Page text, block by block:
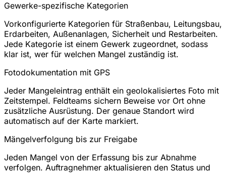
Gewerke-spezifische Kategorien
Vorkonfigurierte Kategorien für Straßenbau, Leitungsbau,
Erdarbeiten, Außenanlagen, Sicherheit und Restarbeiten.
Jede Kategorie ist einem Gewerk zugeordnet, sodass
klar ist, wer für welchen Mangel zuständig ist.
Fotodokumentation mit GPS
Jeder Mangeleintrag enthält ein geolokalisiertes Foto mit
Zeitstempel. Feldteams sichern Beweise vor Ort ohne
zusätzliche Ausrüstung. Der genaue Standort wird
automatisch auf der Karte markiert.
Mängelverfolgung bis zur Freigabe
Jeden Mangel von der Erfassung bis zur Abnahme
verfolgen. Auftragnehmer aktualisieren den Status und